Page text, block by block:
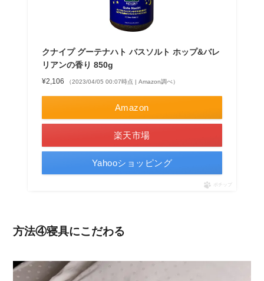
クナイプ グーテナハト バスソルト ホップ&バレ
リアンの香り 850g
¥2,106 （2023/04/05 00:07時点 | Amazon調べ）
Amazon
楽天市場
Yahooショッピング
ポチップ
方法④寝具にこだわる